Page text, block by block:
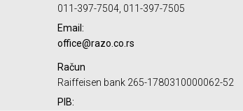
POŠALJI
011-397-7504, 011-397-7505
Email:
office@razo.co.rs
Račun
Raiffeisen bank 265-1780310000062-52
PIB: